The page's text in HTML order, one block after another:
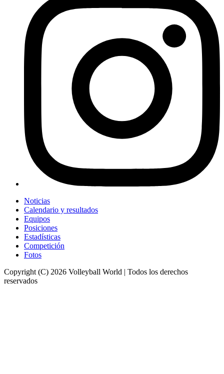
Noticias
Calendario y resultados
Equipos
Posiciones
Estadísticas
Competición
Fotos
Copyright (C) 2026 Volleyball World | Todos los derechos
reservados